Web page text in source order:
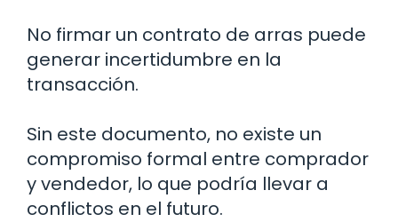
No firmar un contrato de arras puede
generar incertidumbre en la
transacción.
Sin este documento, no existe un
compromiso formal entre comprador
y vendedor, lo que podría llevar a
conflictos en el futuro.